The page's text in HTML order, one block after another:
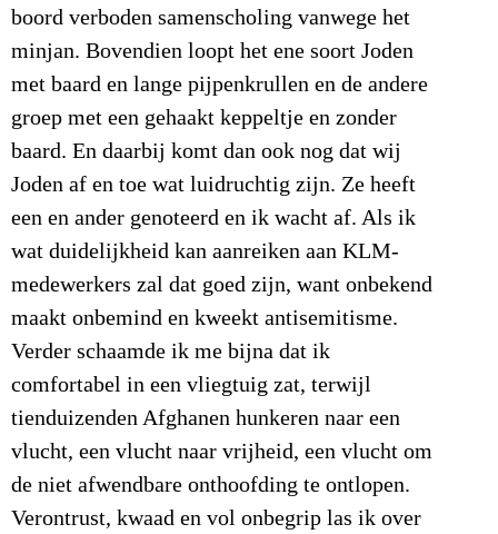
boord verboden samenscholing vanwege het
minjan. Bovendien loopt het ene soort Joden
met baard en lange pijpenkrullen en de andere
groep met een gehaakt keppeltje en zonder
baard. En daarbij komt dan ook nog dat wij
Joden af en toe wat luidruchtig zijn. Ze heeft
een en ander genoteerd en ik wacht af. Als ik
wat duidelijkheid kan aanreiken aan KLM-
medewerkers zal dat goed zijn, want onbekend
maakt onbemind en kweekt antisemitisme.
Verder schaamde ik me bijna dat ik
comfortabel in een vliegtuig zat, terwijl
tienduizenden Afghanen hunkeren naar een
vlucht, een vlucht naar vrijheid, een vlucht om
de niet afwendbare onthoofding te ontlopen.
Verontrust, kwaad en vol onbegrip las ik over